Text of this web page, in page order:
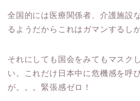
全国的には医療関係者、介護施設
るようだからこれはガマンするし
それにしても国会をみてもマスク
い。これだけ日本中に危機感を呼
が。。。緊張感ゼロ！